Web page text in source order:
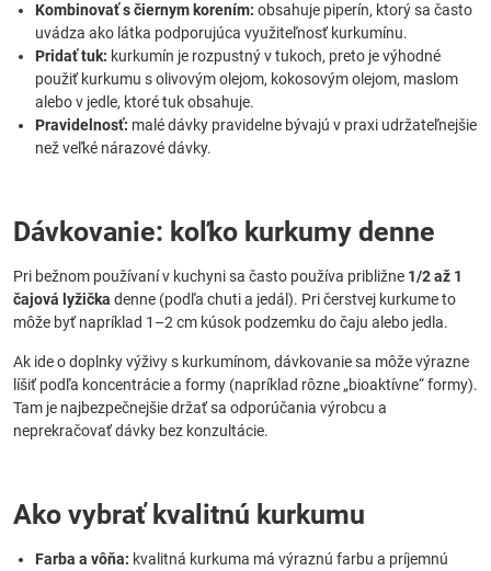
Kombinovať s čiernym korením: obsahuje piperín, ktorý sa často
uvádza ako látka podporujúca využiteľnosť kurkumínu.
Pridať tuk: kurkumín je rozpustný v tukoch, preto je výhodné
použiť kurkumu s olivovým olejom, kokosovým olejom, maslom
alebo v jedle, ktoré tuk obsahuje.
Pravidelnosť: malé dávky pravidelne bývajú v praxi udržateľnejšie
než veľké nárazové dávky.
Dávkovanie: koľko kurkumy denne
Pri bežnom používaní v kuchyni sa často používa približne 1/2 až 1
čajová lyžička denne (podľa chuti a jedál). Pri čerstvej kurkume to
môže byť napríklad 1–2 cm kúsok podzemku do čaju alebo jedla.
Ak ide o doplnky výživy s kurkumínom, dávkovanie sa môže výrazne
líšiť podľa koncentrácie a formy (napríklad rôzne „bioaktívne“ formy).
Tam je najbezpečnejšie držať sa odporúčania výrobcu a
neprekračovať dávky bez konzultácie.
Ako vybrať kvalitnú kurkumu
Farba a vôňa: kvalitná kurkuma má výraznú farbu a príjemnú